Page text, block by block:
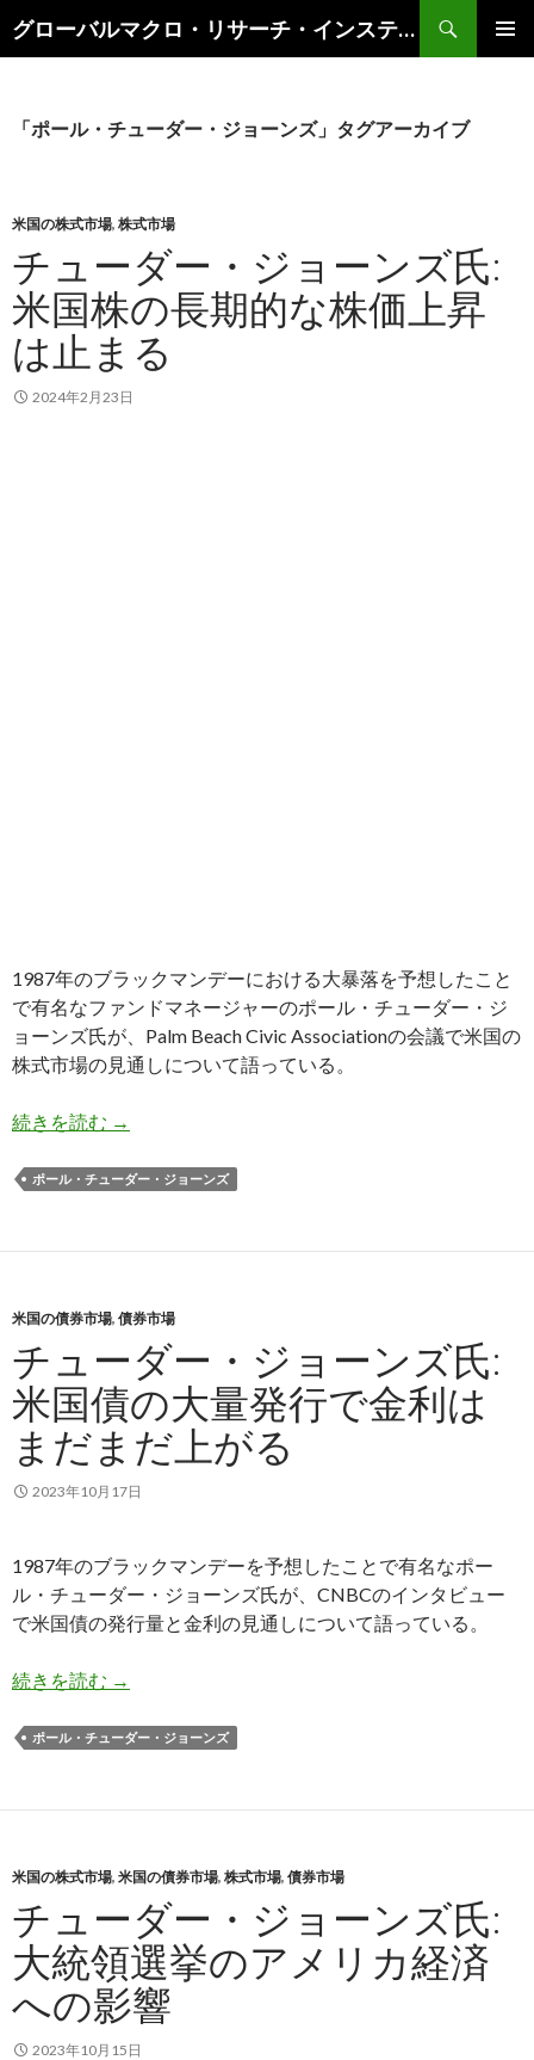
グローバルマクロ・リサーチ・インスティテュート
索
ン
キ
プ
「ポール・チューダー・ジョーンズ」タグアーカイブ
米国の株式市場, 株式市場
チューダー・ジョーンズ氏:
米国株の長期的な株価上昇
は止まる
2024年2月23日
1987年のブラックマンデーにおける大暴落を予想したこと
で有名なファンドマネージャーのポール・チューダー・ジ
ョーンズ氏が、Palm Beach Civic Associationの会議で米国の
株式市場の見通しについて語っている。
続きを読む チューダー・ジョーンズ氏: 米国株の長期的な株
→
ポール・チューダー・ジョーンズ
米国の債券市場, 債券市場
チューダー・ジョーンズ氏:
米国債の大量発行で金利は
まだまだ上がる
2023年10月17日
1987年のブラックマンデーを予想したことで有名なポー
ル・チューダー・ジョーンズ氏が、CNBCのインタビュー
で米国債の発行量と金利の見通しについて語っている。
続きを読む チューダー・ジョーンズ氏: 米国債の大量発行で
→
ポール・チューダー・ジョーンズ
米国の株式市場, 米国の債券市場, 株式市場, 債券市場
チューダー・ジョーンズ氏:
大統領選挙のアメリカ経済
への影響
2023年10月15日